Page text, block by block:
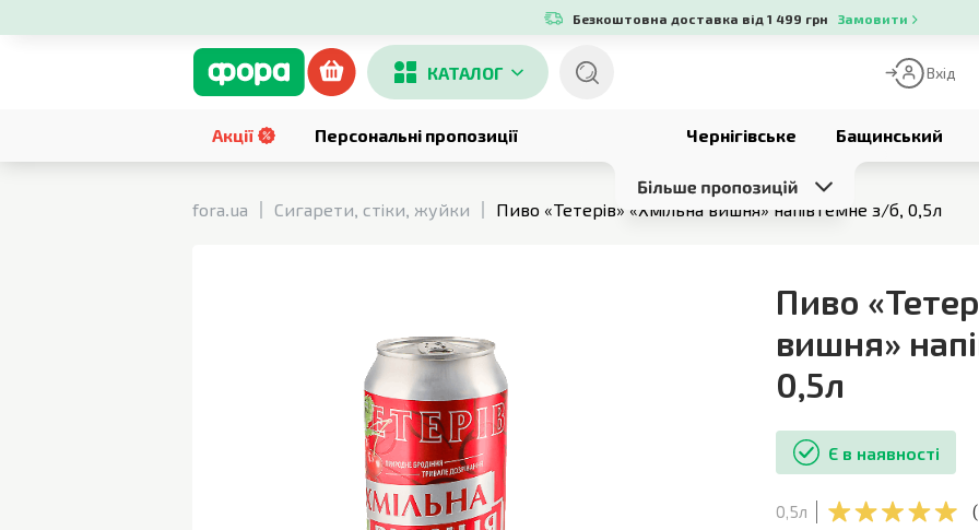
Безкоштовна доставка від 1 499 грн Замовити
КАТАЛОГ Вхід
Акції Персональні пропозиції Чернігівське Бащинський
fora.ua
Сигарети, стіки, жуйки Пиво «Тетерів» «Хмільна вишня» напівтемне з/б, 0,5л
Пиво
вишня»
0,5л
Є в наявності
0,5л (